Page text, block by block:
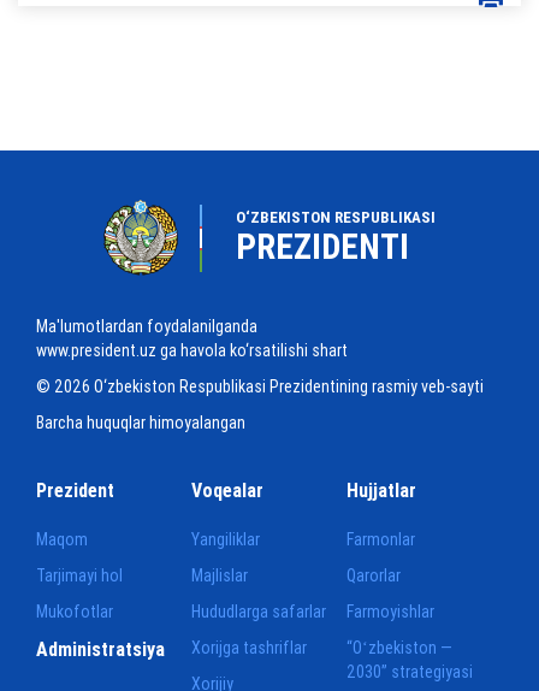
O‘ZBEKISTON RESPUBLIKASI
PREZIDENTI
Ma'lumotlardan foydalanilganda
www.president.uz ga havola ko‘rsatilishi shart
© 2026 O‘zbekiston Respublikasi Prezidentining rasmiy veb-sayti
Barcha huquqlar himoyalangan
Prezident
Maqom
Tarjimayi hol
Mukofotlar
Voqealar
Yangiliklar
Majlislar
Hududlarga safarlar
Xorijga tashriflar
Xorijiy
Hujjatlar
Farmonlar
Qarorlar
Farmoyishlar
“Oʻzbekiston —
2030” strategiyasi
Administratsiya